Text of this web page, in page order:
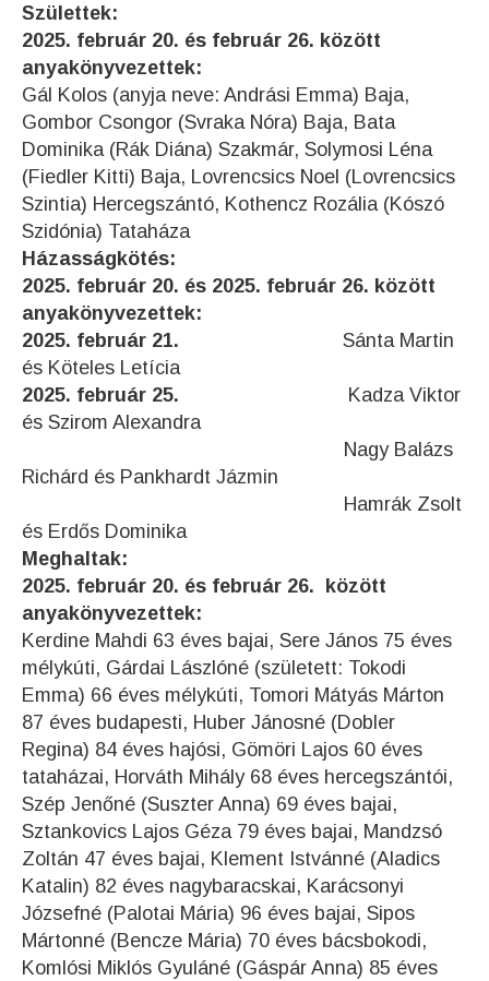
Születtek:
2025. február 20. és február 26. között
anyakönyvezettek:
Gál Kolos (anyja neve: Andrási Emma) Baja,
Gombor Csongor (Svraka Nóra) Baja, Bata
Dominika (Rák Diána) Szakmár, Solymosi Léna
(Fiedler Kitti) Baja, Lovrencsics Noel (Lovrencsics
Szintia) Hercegszántó, Kothencz Rozália (Kószó
Szidónia) Tataháza
Házasságkötés:
2025. február 20. és 2025. február 26. között
anyakönyvezettek:
2025. február 21. Sánta Martin
és Köteles Letícia
2025. február 25. Kadza Viktor
és Szirom Alexandra
Nagy Balázs
Richárd és Pankhardt Jázmin
Hamrák Zsolt
és Erdős Dominika
Meghaltak:
2025. február 20. és február 26. között
anyakönyvezettek:
Kerdine Mahdi 63 éves bajai, Sere János 75 éves
mélykúti, Gárdai Lászlóné (született: Tokodi
Emma) 66 éves mélykúti, Tomori Mátyás Márton
87 éves budapesti, Huber Jánosné (Dobler
Regina) 84 éves hajósi, Gömöri Lajos 60 éves
tataházai, Horváth Mihály 68 éves hercegszántói,
Szép Jenőné (Suszter Anna) 69 éves bajai,
Sztankovics Lajos Géza 79 éves bajai, Mandzsó
Zoltán 47 éves bajai, Klement Istvánné (Aladics
Katalin) 82 éves nagybaracskai, Karácsonyi
Józsefné (Palotai Mária) 96 éves bajai, Sipos
Mártonné (Bencze Mária) 70 éves bácsbokodi,
Komlósi Miklós Gyuláné (Gáspár Anna) 85 éves